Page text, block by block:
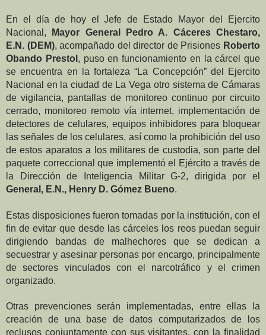
En el día de hoy el Jefe de Estado Mayor del Ejercito
Nacional,
Mayor General Pedro A. Cáceres Chestaro,
E.N. (DEM), acompañado del director de Prisiones Roberto
Obando Prestol , puso en funcionamiento en la cárcel que
se encuentra en la fortaleza “La Concepción” del Ejercito
Nacional en la ciudad de La Vega otro sistema de Cámaras
de vigilancia, pantallas de monitoreo continuo por circuito
cerrado, monitoreo remoto vía internet, implementación de
detectores de celulares, equipos inhibidores para bloquear
las señales de los celulares, así como la prohibición del uso
de estos aparatos a los militares de custodia, son parte del
paquete correccional que implementó el Ejército a través de
la Dirección de Inteligencia Militar G-2, dirigida por el
General, E.N., Henry D. Gómez Bueno.
Estas disposiciones fueron tomadas por la institución, con el
fin de evitar que desde las cárceles los reos puedan seguir
dirigiendo bandas de malhechores que se dedican a
secuestrar y asesinar personas por encargo, principalmente
de sectores vinculados con el narcotráfico y el crimen
organizado.
Otras prevenciones serán implementadas, entre ellas la
creación de una base de datos computarizados de los
reclusos conjuntamente con sus visitantes, con la finalidad